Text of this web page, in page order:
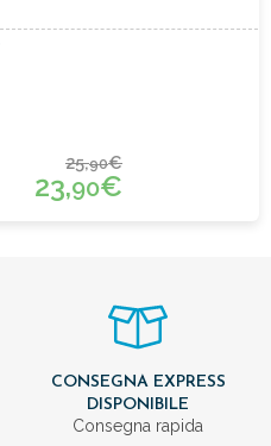
25,90€
23,90€
CONSEGNA EXPRESS
DISPONIBILE
Consegna rapida